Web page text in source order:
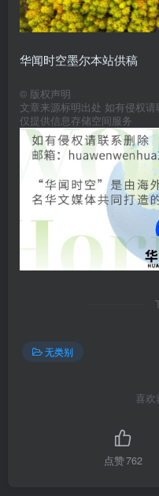
华闻时空墨尔本站供稿
© 版权声明
文章来源标明出处 如有侵权
仅提供信息存储空间服务
无类别
喜欢
点赞762